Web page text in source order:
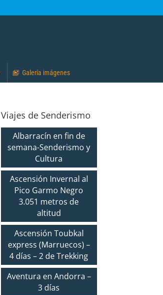
Galería imágenes
Viajes de Senderismo
Albarracín en fin de
semana-Senderismo y
Cultura
Ascensión Invernal al
Pico Garmo Negro
3.051 metros de
altitud
Ascensión Toubkal
express (Marruecos) –
4 días – 2 de Trekking
Aventura en Andorra –
3 días